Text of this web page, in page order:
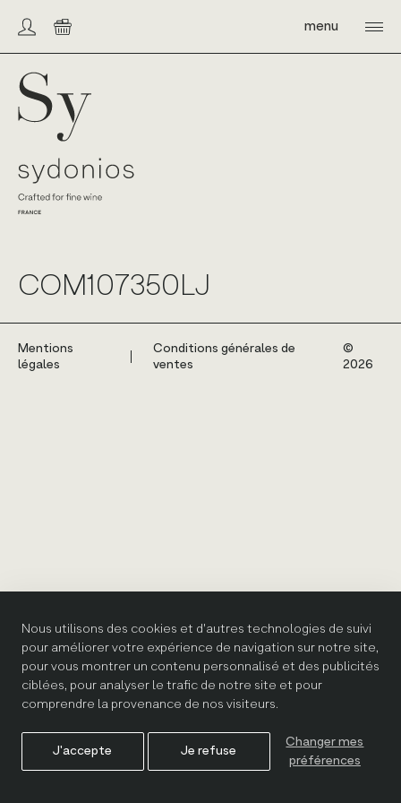
Nous utilisons des cookies et d'autres technologies de suivi
pour améliorer votre expérience de navigation sur notre site,
pour vous montrer un contenu personnalisé et des publicités
ciblées, pour analyser le trafic de notre site et pour
comprendre la provenance de nos visiteurs.
J'accepte Je refuse
Changer mes
préférences
contentCompte/connexion
Panier menu
COM107350LJ
Mentions
légales
Conditions générales de
ventes
©️
2026